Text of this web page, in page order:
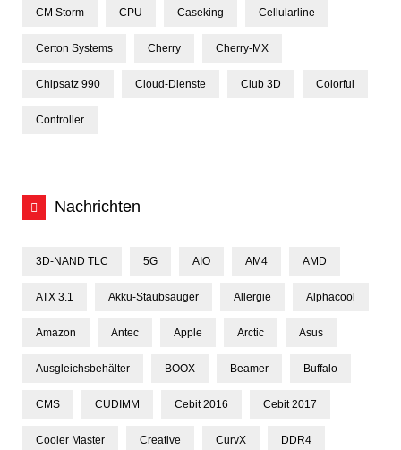
CM Storm CPU Caseking Cellularline
Certon Systems Cherry Cherry-MX
Chipsatz 990 Cloud-Dienste Club 3D Colorful
Controller
Nachrichten
3D-NAND TLC 5G AIO AM4 AMD
ATX 3.1 Akku-Staubsauger Allergie Alphacool
Amazon Antec Apple Arctic Asus
Ausgleichsbehälter BOOX Beamer Buffalo
CMS CUDIMM Cebit 2016 Cebit 2017
Cooler Master Creative CurvX DDR4